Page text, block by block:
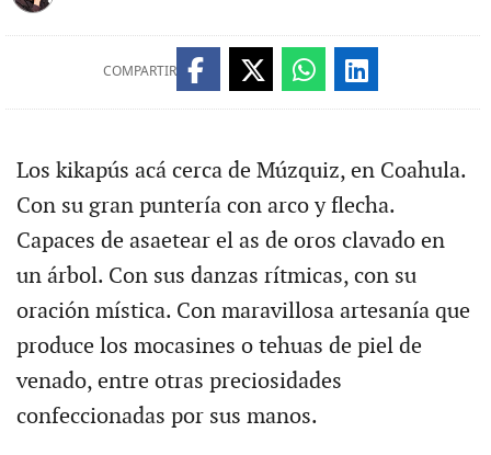
COMPARTIR
Los kikapús acá cerca de Múzquiz, en Coahula.
Con su gran puntería con arco y flecha.
Capaces de asaetear el as de oros clavado en
un árbol. Con sus danzas rítmicas, con su
oración mística. Con maravillosa artesanía que
produce los mocasines o tehuas de piel de
venado, entre otras preciosidades
confeccionadas por sus manos.